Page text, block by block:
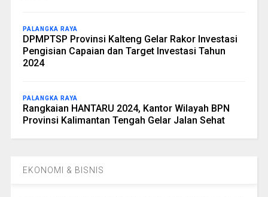
PALANGKA RAYA
DPMPTSP Provinsi Kalteng Gelar Rakor Investasi
Pengisian Capaian dan Target Investasi Tahun
2024
PALANGKA RAYA
Rangkaian HANTARU 2024, Kantor Wilayah BPN
Provinsi Kalimantan Tengah Gelar Jalan Sehat
EKONOMI & BISNIS